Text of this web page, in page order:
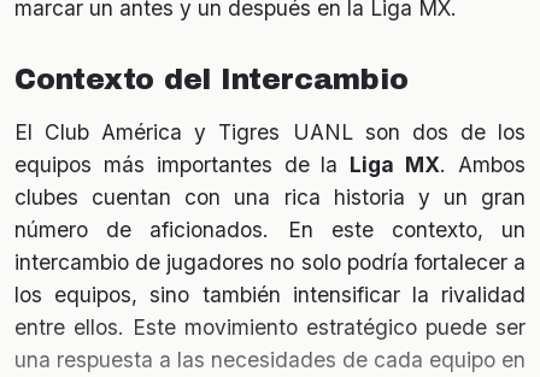
marcar un antes y un después en la Liga MX.
Contexto del Intercambio
El Club América y Tigres UANL son dos de los
equipos más importantes de la Liga MX. Ambos
clubes cuentan con una rica historia y un gran
número de aficionados. En este contexto, un
intercambio de jugadores no solo podría fortalecer a
los equipos, sino también intensificar la rivalidad
entre ellos. Este movimiento estratégico puede ser
una respuesta a las necesidades de cada equipo en